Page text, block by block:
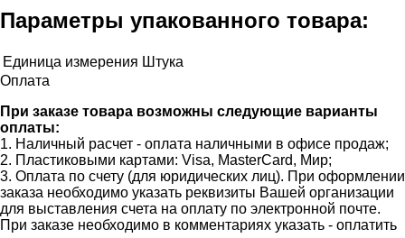
Параметры упакованного товара:
Единица измерения Штука
Оплата
При заказе товара возможны следующие варианты
оплаты:
1. Наличный расчет - оплата наличными в офисе продаж;
2. Пластиковыми картами: Visa, MasterCard, Мир;
3. Оплата по счету (для юридических лиц). При оформлении
заказа необходимо указать реквизиты Вашей организации
для выставления счета на оплату по электронной почте.
При заказе необходимо в комментариях указать - оплатить